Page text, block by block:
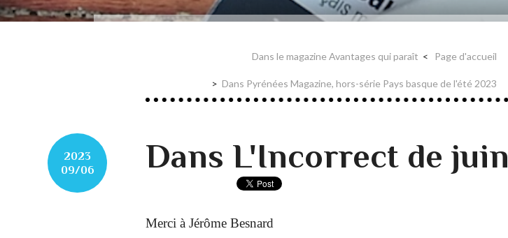
Dans le magazine Avantages qui paraît Page d'accueil
Dans Pyrénées Magazine, hors-série Pays basque de l'été 2023
2023
09/06
Dans L'Incorrect de juin
Merci à Jérôme Besnard